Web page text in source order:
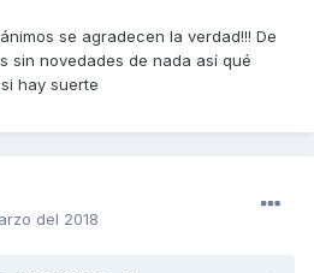
se agradecen la verdad!!! De
sin novedades de nada así qué
hay suerte
del 2018